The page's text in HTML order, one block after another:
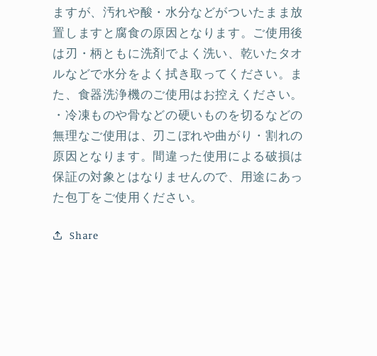
ますが、汚れや酸・水分などがついたまま放
置しますと腐食の原因となります。ご使用後
は刃・柄ともに洗剤でよく洗い、乾いたタオ
ルなどで水分をよく拭き取ってください。ま
た、食器洗浄機のご使用はお控えください。
・冷凍ものや骨などの硬いものを切るなどの
無理なご使用は、刃こぼれや曲がり・割れの
原因となります。間違った使用による破損は
保証の対象とはなりませんので、用途にあっ
た包丁をご使用ください。
Share